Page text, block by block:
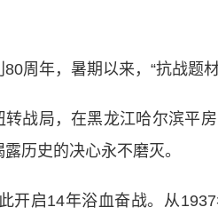
年，暑期以来，“抗战题材
局，在黑龙江哈尔滨平
历史的决心永不磨灭。
启14年浴血奋战。从1937